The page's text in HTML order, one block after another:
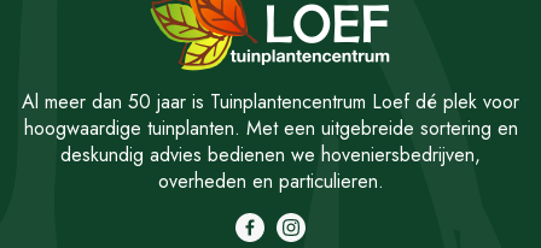
Al meer dan 50 jaar is Tuinplantencentrum Loef dé plek voor
hoogwaardige tuinplanten. Met een uitgebreide sortering en
deskundig advies bedienen we hoveniersbedrijven,
overheden en particulieren.